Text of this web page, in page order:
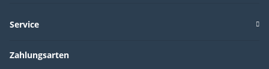
Service
Zahlungsarten